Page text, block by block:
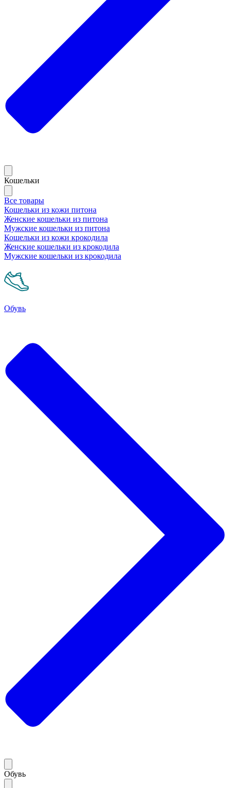
Кошельки
Все товары
Кошельки из кожи питона
Женские кошельки из питона
Мужские кошельки из питона
Кошельки из кожи крокодила
Женские кошельки из крокодила
Мужские кошельки из крокодила
Обувь
Обувь